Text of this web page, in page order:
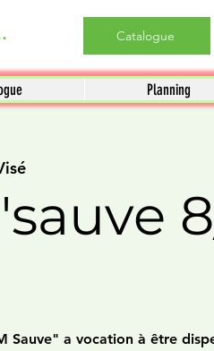
Catalogue
Planning
Sauve" a vocation à être